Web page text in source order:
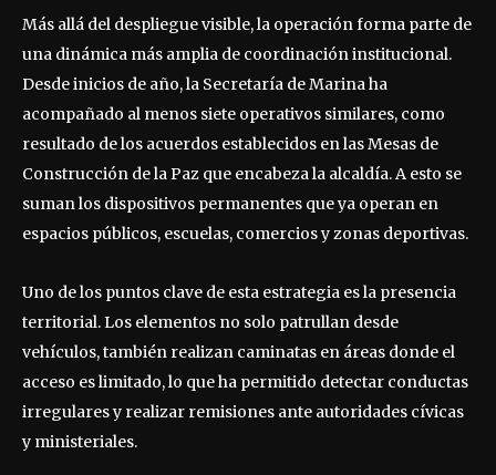
Más allá del despliegue visible, la operación forma parte de
una dinámica más amplia de coordinación institucional.
Desde inicios de año, la Secretaría de Marina ha
acompañado al menos siete operativos similares, como
resultado de los acuerdos establecidos en las Mesas de
Construcción de la Paz que encabeza la alcaldía. A esto se
suman los dispositivos permanentes que ya operan en
espacios públicos, escuelas, comercios y zonas deportivas.
Uno de los puntos clave de esta estrategia es la presencia
territorial. Los elementos no solo patrullan desde
vehículos, también realizan caminatas en áreas donde el
acceso es limitado, lo que ha permitido detectar conductas
irregulares y realizar remisiones ante autoridades cívicas
y ministeriales.